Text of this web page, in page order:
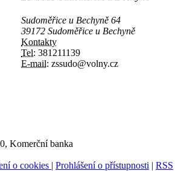
Sudoměřice u Bechyně 64
39172 Sudoměřice u Bechyně
Kontakty
Tel: 381211139
E-mail: zssudo@volny.cz
Komerční banka
o cookies | Prohlášení o přístupnosti | RSS